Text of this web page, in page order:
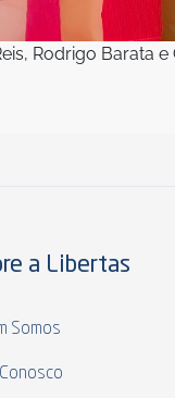
Rodrigo Barata
a Libertas
Somos